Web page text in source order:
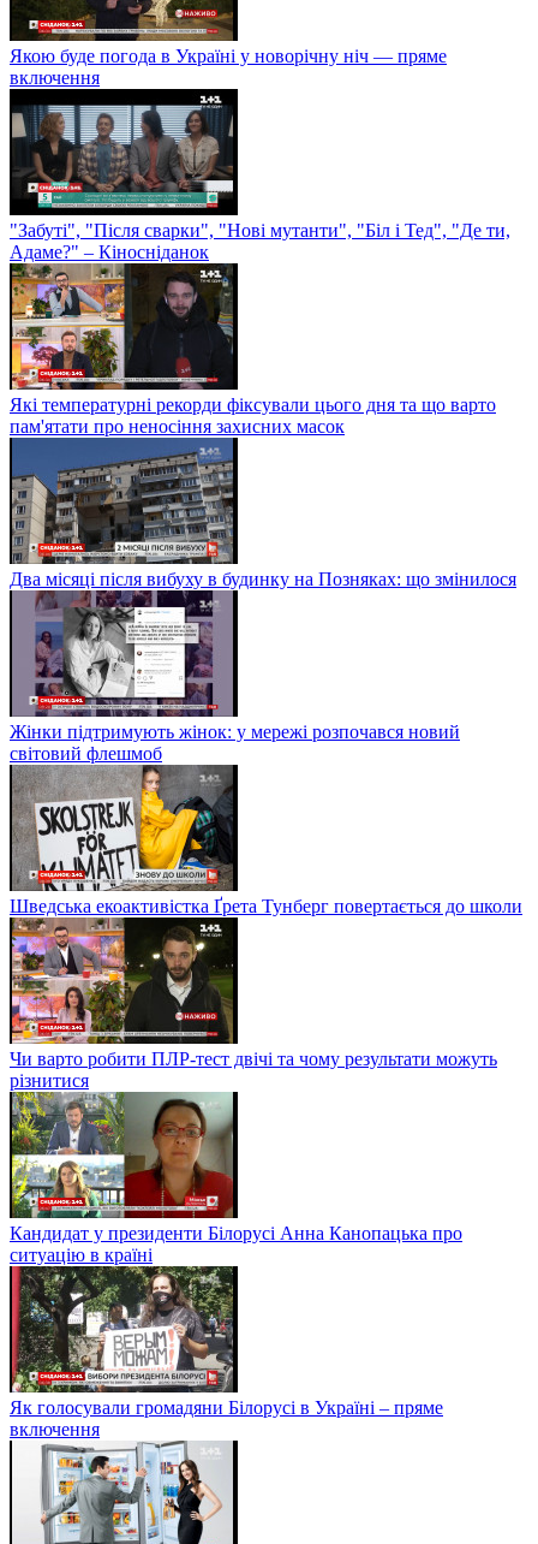
Якою буде погода в Україні у новорічну ніч — пряме
включення
"Забуті", "Після сварки", "Нові мутанти", "Біл і Тед", "Де ти,
Адаме?" – Кіносніданок
Які температурні рекорди фіксували цього дня та що варто
пам'ятати про неносіння захисних масок
Два місяці після вибуху в будинку на Позняках: що змінилося
Жінки підтримують жінок: у мережі розпочався новий
світовий флешмоб
Шведська екоактивістка Ґрета Тунберг повертається до школи
Чи варто робити ПЛР-тест двічі та чому результати можуть
різнитися
Кандидат у президенти Білорусі Анна Канопацька про
ситуацію в країні
Як голосували громадяни Білорусі в Україні – пряме
включення